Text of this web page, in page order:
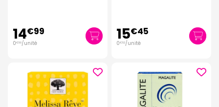
14€99
0€50/unité 15€45
0€52/unité